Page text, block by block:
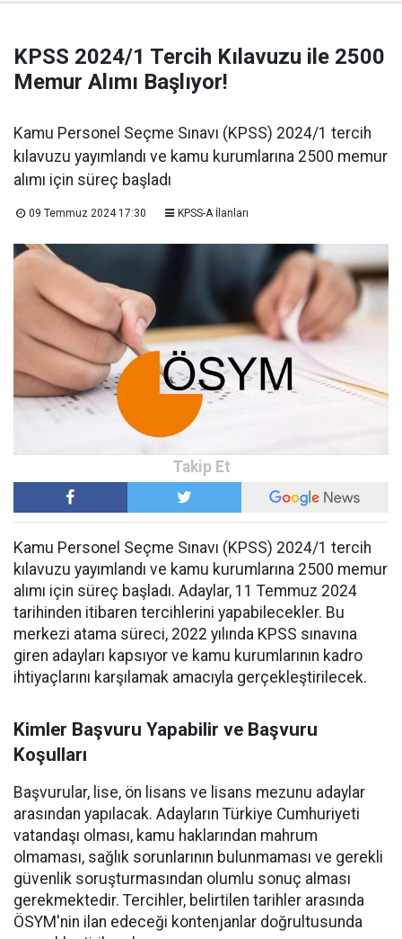
KPSS 2024/1 Tercih Kılavuzu ile 2500
Memur Alımı Başlıyor!
Kamu Personel Seçme Sınavı (KPSS) 2024/1 tercih
kılavuzu yayımlandı ve kamu kurumlarına 2500 memur
alımı için süreç başladı
09 Temmuz 2024 17:30 KPSS-A İlanları
Kamu Personel Seçme Sınavı (KPSS) 2024/1 tercih
kılavuzu yayımlandı ve kamu kurumlarına 2500 memur
alımı için süreç başladı. Adaylar, 11 Temmuz 2024
tarihinden itibaren tercihlerini yapabilecekler. Bu
merkezi atama süreci, 2022 yılında KPSS sınavına
giren adayları kapsıyor ve kamu kurumlarının kadro
ihtiyaçlarını karşılamak amacıyla gerçekleştirilecek.
Kimler Başvuru Yapabilir ve Başvuru
Koşulları
Başvurular, lise, ön lisans ve lisans mezunu adaylar
arasından yapılacak. Adayların Türkiye Cumhuriyeti
vatandaşı olması, kamu haklarından mahrum
olmaması, sağlık sorunlarının bulunmaması ve gerekli
güvenlik soruşturmasından olumlu sonuç alması
gerekmektedir. Tercihler, belirtilen tarihler arasında
ÖSYM'nin ilan edeceği kontenjanlar doğrultusunda